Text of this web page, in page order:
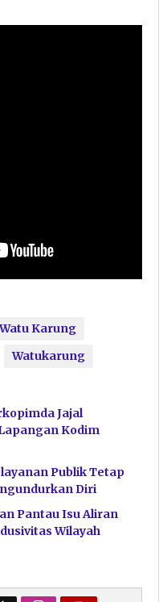
Karung
Watukarung
Jajal
Kodim
Publik Tetap
Diri
Pantau Isu Aliran
Wilayah